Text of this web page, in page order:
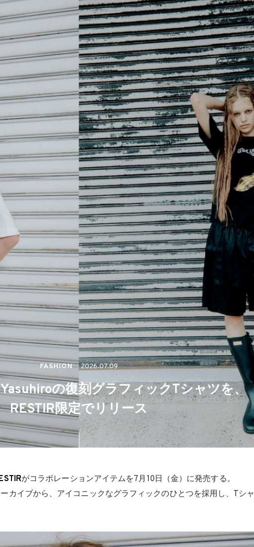
FASHION 2026.07.09
の復刻グラフィックTシャツを、
RESTIR限定でリリース
がコラボレーションアイテムを7月10日（金）に発売する。
カイブから、アイコニックなグラフィックのひとつを採用し、Tシャ